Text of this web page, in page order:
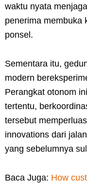
waktu nyata
penerima membuka
ponsel.
Sementara itu,
modern
Perangkat otonom
tertentu,
tersebut
innovations dari
yang sebelumnya
Baca Juga: How